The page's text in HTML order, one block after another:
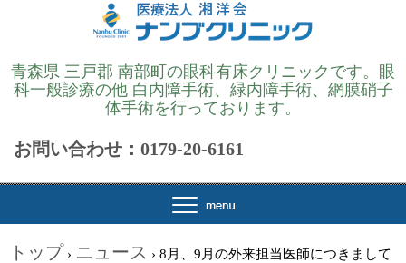
青森県 三戸郡 南部町の眼科有床クリニックです。眼
科一般診療の他 白内障手術、緑内障手術、網膜硝子
体手術を行っております。
お問い合わせ：0179-20-6161
トップ › ニュース › 8月、9月の外来担当医師につきまして